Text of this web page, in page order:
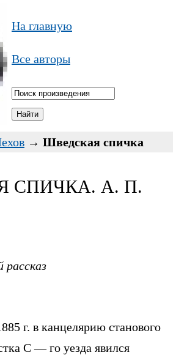
На главную
Все авторы
→ Шведская спичка
СПИЧКА. А. П.
рассказ
г. в канцелярию станового
С — го уезда явился